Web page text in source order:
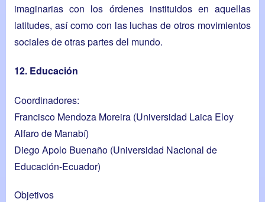
imaginarias con los órdenes instituidos en aquellas
latitudes, así como con las luchas de otros movimientos
sociales de otras partes del mundo.
12. Educación
Coordinadores:
Francisco Mendoza Moreira (Universidad Laica Eloy
Alfaro de Manabí)
Diego Apolo Buenaño (Universidad Nacional de
Educación-Ecuador)
Objetivos